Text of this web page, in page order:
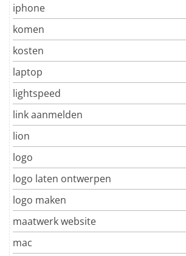
iphone
komen
kosten
laptop
lightspeed
link aanmelden
lion
logo
logo laten ontwerpen
logo maken
maatwerk website
mac